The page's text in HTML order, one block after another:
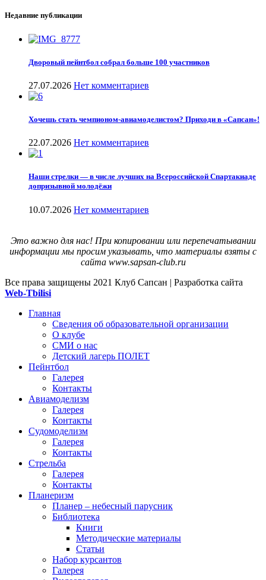
Недавние публикации
Дворовый пейнтбол собрал больше 100 участников
27.07.2026 Нет комментариев
Хочешь стать чемпионом-авиамоделистом? Приходи в «Сапсан»!
22.07.2026 Нет комментариев
Наши стрелки — в числе лучших на Всероссийской Спартакиаде
допризывной молодёжи
10.07.2026 Нет комментариев
Это важно для нас! При копировании или перепечатывании
информации мы просим указывать, что материалы взяты с
сайта www.sapsan-club.ru
Все права защищены 2021 Клуб Сапсан | Разработка сайта
Web-Tbilisi
Главная
Сведения об образовательной организации
О клубе
СМИ о нас
Детский лагерь ПОЛЕТ
Пейнтбол
Галерея
Контакты
Авиамоделизм
Галерея
Контакты
Судомоделизм
Галерея
Контакты
Стрельба
Галерея
Контакты
Планеризм
Планер – небесный парусник
Библиотека
Книги
Методические материалы
Статьи
Набор курсантов
Галерея